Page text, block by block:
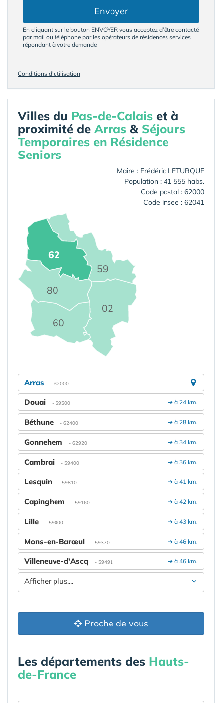
Envoyer
En cliquant sur le bouton ENVOYER vous acceptez d’être contacté
par mail ou téléphone par les opérateurs de résidences services
répondant à votre demande
Conditions d'utilisation
Villes du Pas-de-Calais et à
proximité de Arras & Séjours
Temporaires en Résidence
Seniors
Maire : Frédéric LETURQUE
Population : 41 555 habs.
Code postal : 62000
Code insee : 62041
02
59
60
62
80
Arras - 62000
➔ à 24 km.
Douai - 59500
➔ à 28 km.
Béthune - 62400
➔ à 34 km.
Gonnehem - 62920
➔ à 36 km.
Cambrai - 59400
➔ à 41 km.
Lesquin - 59810
➔ à 42 km.
Capinghem - 59160
➔ à 43 km.
Lille - 59000
➔ à 46 km.
Mons-en-Barœul - 59370
➔ à 46 km.
Villeneuve-d'Ascq - 59491
Afficher plus....
Proche de vous
Les départements des Hauts-
de-France